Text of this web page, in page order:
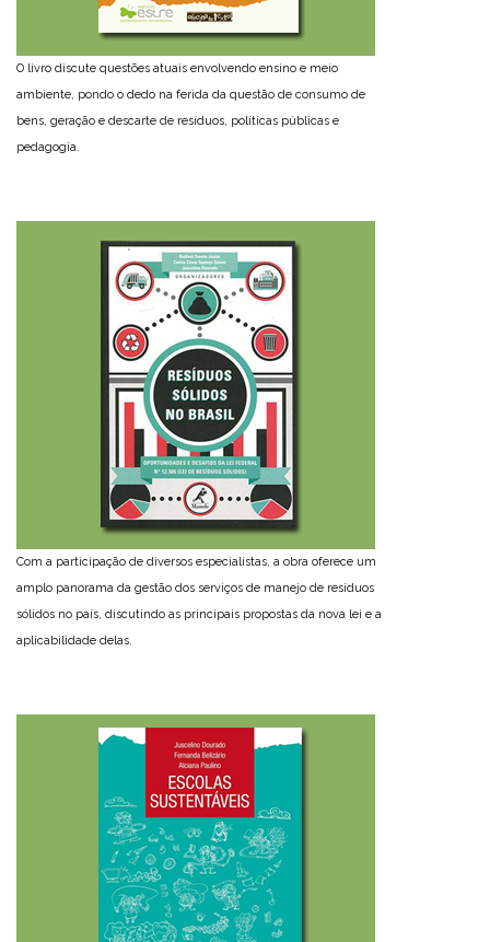
O livro discute questões atuais envolvendo ensino e meio
ambiente, pondo o dedo na ferida da questão de consumo de
bens, geração e descarte de resíduos, políticas públicas e
pedagogia.
Com a participação de diversos especialistas, a obra oferece um
amplo panorama da gestão dos serviços de manejo de resíduos
sólidos no país, discutindo as principais propostas da nova lei e a
aplicabilidade delas.